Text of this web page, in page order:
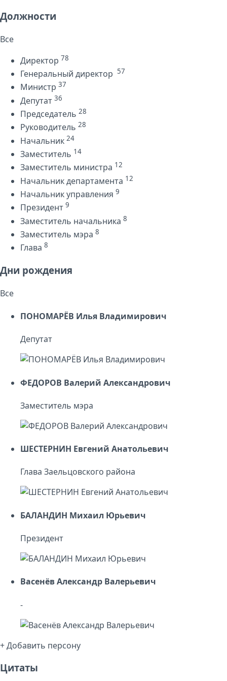
Должности
Все
Директор 78
Генеральный директор 57
Министр 37
Депутат 36
Председатель 28
Руководитель 28
Начальник 24
Заместитель 14
Заместитель министра 12
Начальник департамента 12
Начальник управления 9
Президент 9
Заместитель начальника 8
Заместитель мэра 8
Глава 8
Дни рождения
Все
ПОНОМАРЁВ Илья Владимирович
Депутат
ФЕДОРОВ Валерий Александрович
Заместитель мэра
ШЕСТЕРНИН Евгений Анатольевич
Глава Заельцовского района
БАЛАНДИН Михаил Юрьевич
Президент
Васенёв Александр Валерьевич
-
+ Добавить персону
Цитаты